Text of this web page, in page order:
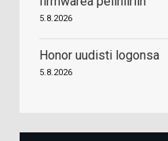
5.8.2026
Honor uudisti logonsa
5.8.2026